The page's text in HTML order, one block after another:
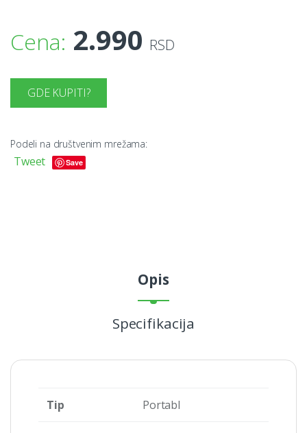
Cena: 2.990 RSD
GDE KUPITI?
Podeli na društvenim mrežama:
Tweet Save
Opis
Specifikacija
Tip Portabl